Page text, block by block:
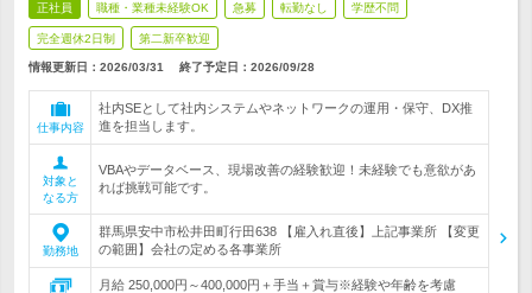
正社員 職種・業種未経験OK 急募 転勤なし 学歴不問
完全週休2日制 第二新卒歓迎
情報更新日：2026/03/31 終了予定日： 2026/09/28
仕事内容
社内SEとして社内システムやネットワークの運用・保守、DX推
進を担当します。
対象と
なる方
VBAやデータベース、現場改善の経験歓迎！未経験でも意欲があ
れば挑戦可能です。
勤務地
群馬県安中市松井田町行田638 【雇入れ直後】上記事業所 【変更
の範囲】会社の定める各事業所
月給 250,000円～400,000円＋手当＋賞与※経験や年齢を考慮